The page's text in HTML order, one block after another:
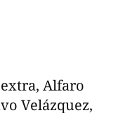
Alfaro
Velázquez,